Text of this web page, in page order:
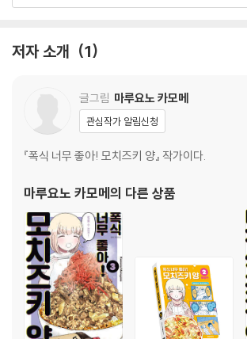
저자 소개 1
글그림 마루요노 카모메
관심작가 알림신청
『폭식 너무 좋아! 모치즈키 양』 작가이다.
마루요노 카모메의 다른 상품